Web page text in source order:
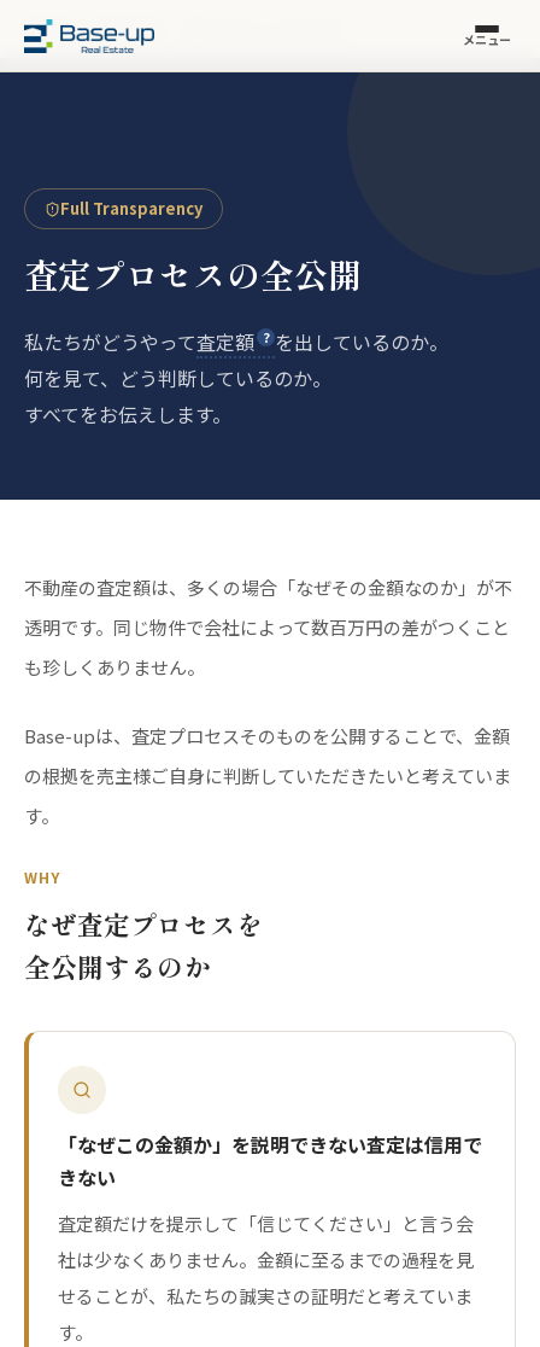
メニュー
福岡市の不動産売却
Full Transparency
査定プロセスの全公開
私たちがどうやって査定額
を出しているのか。
何を見て、どう判断しているのか。
すべてをお伝えします。
不動産の査定額は、多くの場合「なぜその金額なのか」が不
透明です。同じ物件で会社によって数百万円の差がつくこと
も珍しくありません。
Base-upは、査定プロセスそのものを公開することで、金額
の根拠を売主様ご自身に判断していただきたいと考えていま
す。
WHY
なぜ査定プロセスを
全公開するのか
「なぜこの金額か」を説明できない査定は信用で
きない
査定額だけを提示して「信じてください」と言う会
社は少なくありません。金額に至るまでの過程を見
せることが、私たちの誠実さの証明だと考えていま
す。